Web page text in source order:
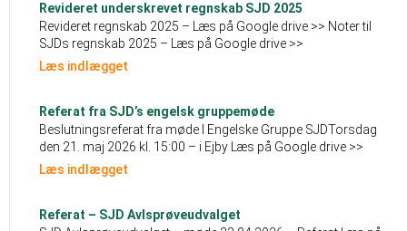
Revideret underskrevet regnskab SJD 2025
Revideret regnskab 2025 – Læs på Google drive >> Noter til
SJDs regnskab 2025 – Læs på Google drive >>
Læs indlægget
Referat fra SJD’s engelsk gruppemøde
Beslutningsreferat fra møde I Engelske Gruppe SJDTorsdag
den 21. maj 2026 kl. 15:00 – i Ejby Læs på Google drive >>
Læs indlægget
Referat – SJD Avlsprøveudvalget